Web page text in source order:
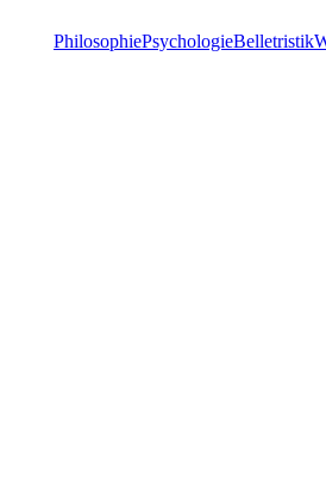
PhilosophiePsychologieBelletristik